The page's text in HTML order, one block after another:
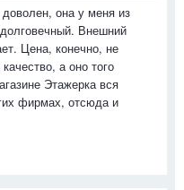
она у меня из
Внешний
Цена, конечно, не
а оно того
Этажерка вся
фирмах, отсюда и